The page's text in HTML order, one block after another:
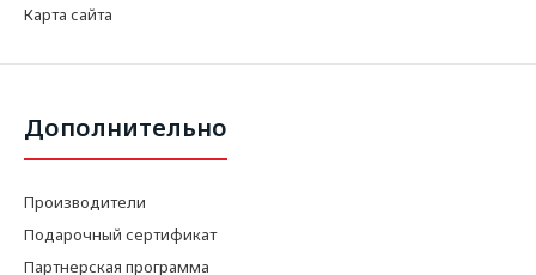
Карта сайта
Дополнительно
Производители
Подарочный сертификат
Партнерская программа